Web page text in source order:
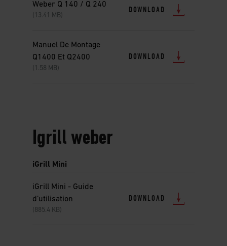
Weber Q 140 / Q 240
(13.41 MB)
DOWNLOAD
Manuel De Montage
Q1400 Et Q2400
(1.58 MB)
DOWNLOAD
Igrill weber
iGrill Mini
iGrill Mini - Guide
d’utilisation
(885.4 KB)
DOWNLOAD